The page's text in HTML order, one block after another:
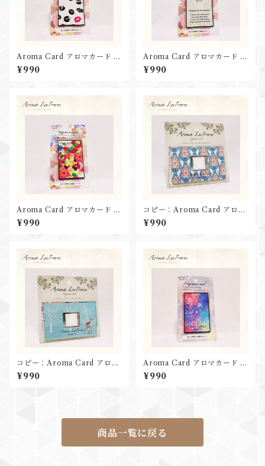
Aroma Card アロマカード 秘
密のKISS
¥990
Aroma Card アロマカード 王
様の散歩
¥990
Aroma Card アロマカード ス
ウィートフラワー
¥990
コピー：Aroma Card アロマ
カード 北欧のお庭
¥990
コピー：Aroma Card アロマ
カード 雪原の小鹿
¥990
Aroma Card アロマカード 妖
精の楽園
¥990
商品一覧に戻る